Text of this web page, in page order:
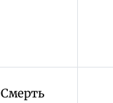
Смерть